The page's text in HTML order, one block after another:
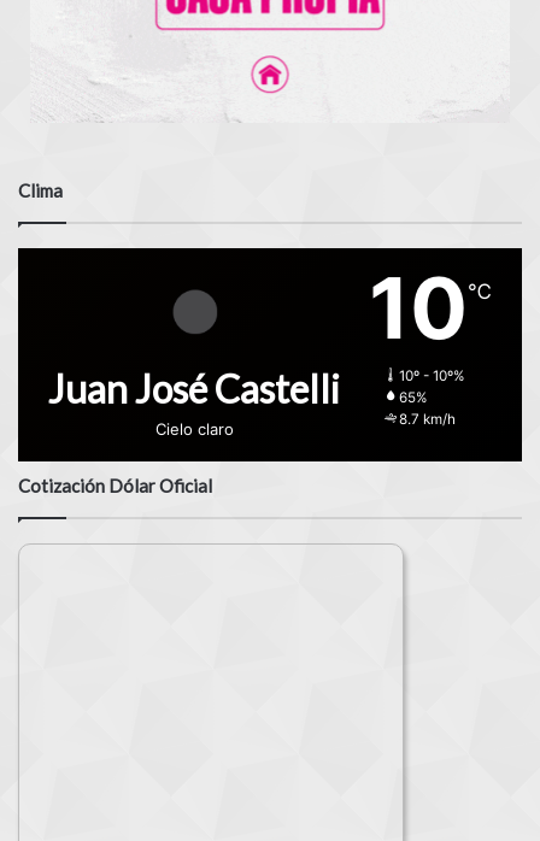
Clima
Juan José Castelli
Cielo claro
10 ℃
10º - 10º%
65%
8.7 km/h
Cotización Dólar Oficial